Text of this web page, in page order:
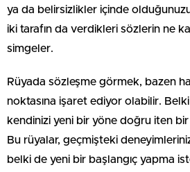
ya da belirsizlikler içinde
iki tarafın da verdikleri sözlerin ne
simgeler.
Rüyada sözleşme görmek, bazen
noktasına işaret ediyor olabilir.
kendinizi yeni bir yöne doğru iten
Bu rüyalar, geçmişteki
belki de yeni bir başlangıç yapma